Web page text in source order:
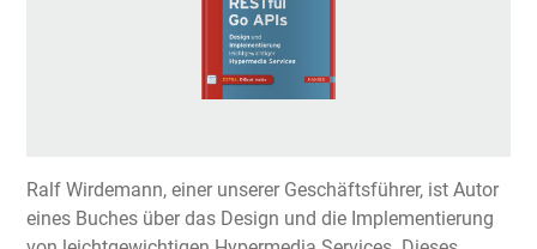
Ralf Wirdemann, einer unserer Geschäftsführer, ist Autor
eines Buches über das Design und die Implementierung